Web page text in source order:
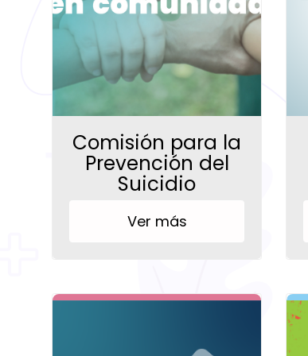
Comisión para la
Prevención del
Suicidio
Ver más